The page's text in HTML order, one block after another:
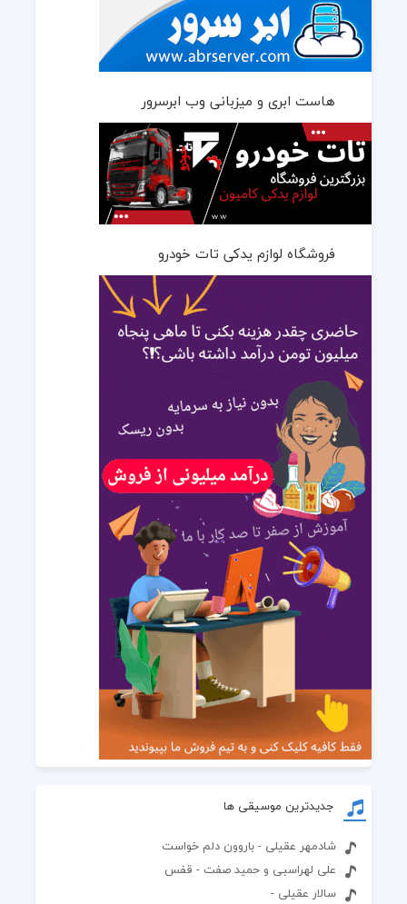
هاست ابری و میزبانی وب ابرسرور
فروشگاه لوازم یدکی تات خودرو
جدیدترین موسیقی ها
شادمهر عقیلی - باروون دلم خواست
علی لهراسبی و حمید صفت - قفس
سالار عقیلی -